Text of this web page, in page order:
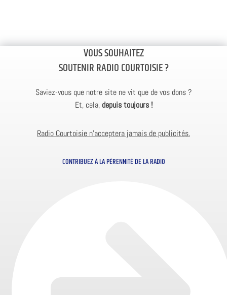
VOUS SOUHAITEZ
SOUTENIR RADIO COURTOISIE ?
Saviez-vous que notre site ne vit que de vos dons ?
Et, cela, depuis toujours !
Radio Courtoisie n’acceptera jamais de publicités.
CONTRIBUEZ À LA PÉRENNITÉ DE LA RADIO